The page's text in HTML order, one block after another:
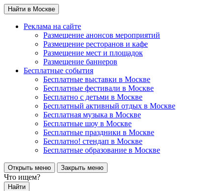
Найти в Москве
Реклама на сайте
Размещение анонсов мероприятий
Размещение ресторанов и кафе
Размещение мест и площадок
Размещение баннеров
Бесплатные события
Бесплатные выставки в Москве
Бесплатные фестивали в Москве
Бесплатно с детьми в Москве
Бесплатный активный отдых в Москве
Бесплатная музыка в Москве
Бесплатные шоу в Москве
Бесплатные праздники в Москве
Бесплатно! стендап в Москве
Бесплатные образование в Москве
Открыть меню Закрыть меню
Что ищем?
Найти